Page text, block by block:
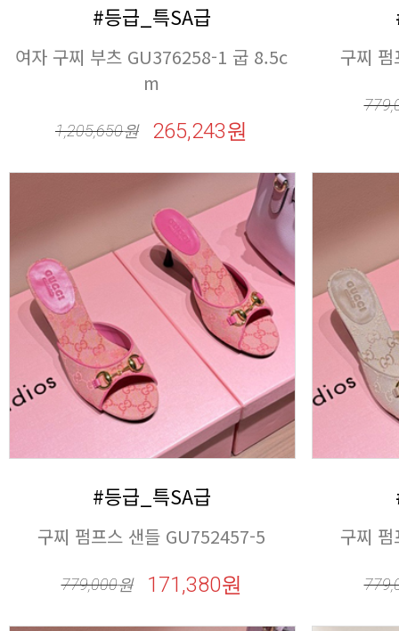
#등급_특SA급
m
1,205,650원 265,243원
구찌
#등급_특SA급
구찌 펌프스 샌들 GU752457-5
779,000원 171,380원
구찌